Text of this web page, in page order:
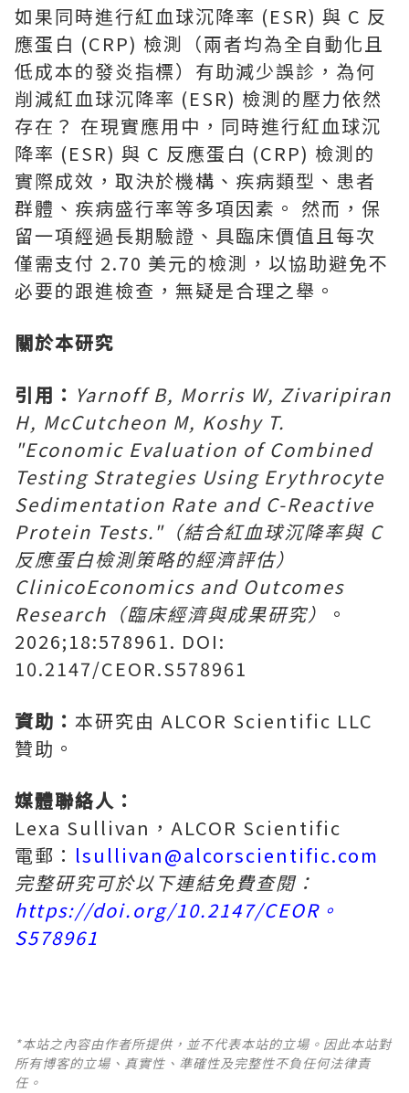
如果同時進行紅血球沉降率 (ESR) 與 C 反
應蛋白 (CRP) 檢測（兩者均為全自動化且
低成本的發炎指標）有助減少誤診，為何
削減紅血球沉降率 (ESR) 檢測的壓力依然
存在？ 在現實應用中，同時進行紅血球沉
降率 (ESR) 與 C 反應蛋白 (CRP) 檢測的
實際成效，取決於機構、疾病類型、患者
群體、疾病盛行率等多項因素。 然而，保
留一項經過長期驗證、具臨床價值且每次
僅需支付 2.70 美元的檢測，以協助避免不
必要的跟進檢查，無疑是合理之舉。
關於本研究
引用： Yarnoff B, Morris W, Zivaripiran
H, McCutcheon M, Koshy T.
"Economic Evaluation of Combined
Testing Strategies Using Erythrocyte
Sedimentation Rate and C-Reactive
Protein Tests."（結合紅血球沉降率與 C
反應蛋白檢測策略的經濟評估）
ClinicoEconomics and Outcomes
Research（臨床經濟與成果研究）
。
2026;18:578961. DOI:
10.2147/CEOR.S578961
資助： 本研究由 ALCOR Scientific LLC
贊助。
媒體聯絡人：
Lexa Sullivan，ALCOR Scientific
電郵： lsullivan@alcorscientific.com
完整研究可於以下連結免費查閱：
https://doi.org/10.2147/CEOR。
S578961
*本站之內容由作者所提供，並不代表本站的立場。因此本站對
所有博客的立場、真實性、準確性及完整性不負任何法律責
任。